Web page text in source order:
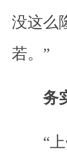
没这么
若。”
务
“上